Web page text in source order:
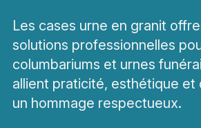
Les cases urne en granit
solutions professionnelles
columbariums et urnes
allient praticité, esthétique et
un hommage respectueux.